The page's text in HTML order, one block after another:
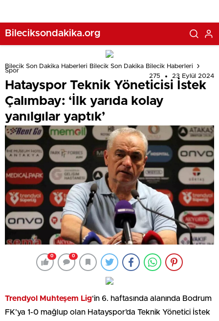
Bileciksondakika.org
Bilecik Son Dakika Haberleri Bilecik Son Dakika Bilecik Haberleri
Spor
275
23 Eylül 2024
Hatayspor Teknik Yöneticisi İstek
Çalımbay: ‘İlk yarıda kolay
yanılgılar yaptık’
0 0
Trendyol Muhteşem Lig‘in 6. haftasında alanında Bodrum
FK’ya 1-0 mağlup olan Hatayspor’da Teknik Yönetici İstek